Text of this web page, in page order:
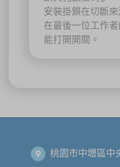
安裝掛鎖在切斷
在最後一位工作
能打開開關。
桃園市中壢區中
🚘 停車位有限，建
🌱 大眾運輸每人每
🔥 線上報